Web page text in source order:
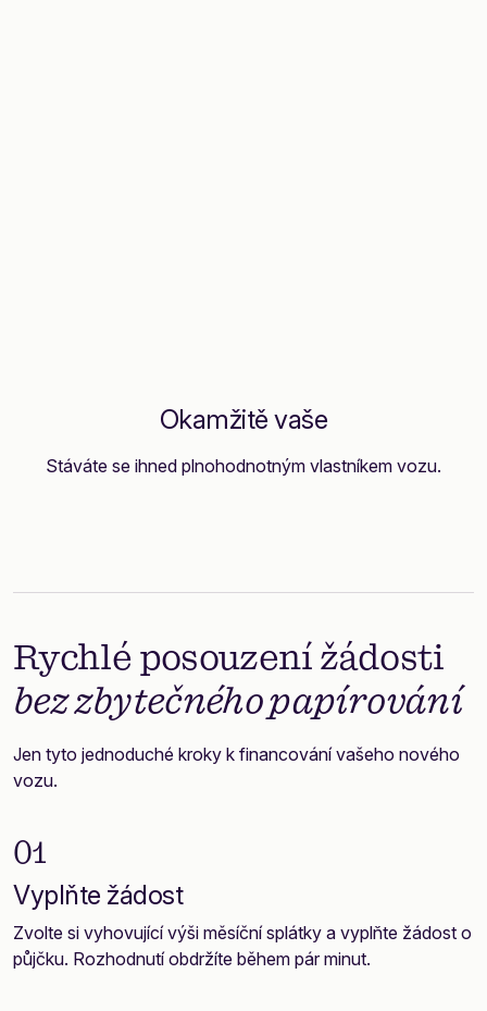
Okamžitě vaše
Stáváte se ihned plnohodnotným vlastníkem vozu.
Rychlé posouzení žádosti
bez zbytečného papírování
Jen tyto jednoduché kroky k financování vašeho nového
vozu.
01
Vyplňte žádost
Zvolte si vyhovující výši měsíční splátky a vyplňte žádost o
půjčku. Rozhodnutí obdržíte během pár minut.